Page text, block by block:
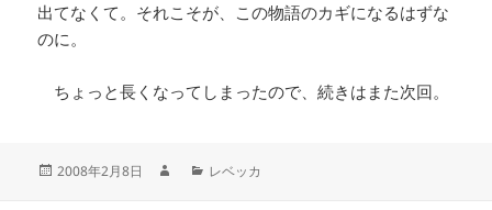
出てなくて。それこそが、この物語のカギになるはずな
のに。
ちょっと長くなってしまったので、続きはまた次回。
2008年2月8日 レベッカ